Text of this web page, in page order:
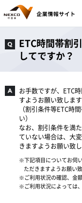
ETC時間帯割
してですか？
お手数ですが、ETC
すようお願い致します
（割引条件等ETC時
い）
なお、割引条件を満
ていない場合は、大
きますようお願い致し
下記項目についてお伺
ただきますようお願い致
ご利用状況の確認、金
ご利用状況によっては